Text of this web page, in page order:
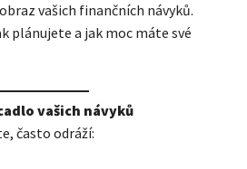
vašich finančních návyků.
plánujete a jak moc máte své
vašich návyků
často odráží: